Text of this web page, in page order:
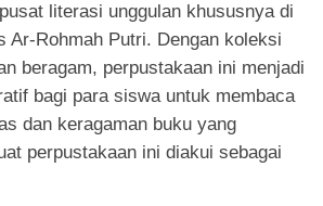
literasi unggulan khususnya di
Ar-Rohmah Putri. Dengan koleksi
beragam, perpustakaan ini menjadi
bagi para siswa untuk membaca
dan keragaman buku yang
perpustakaan ini diakui sebagai